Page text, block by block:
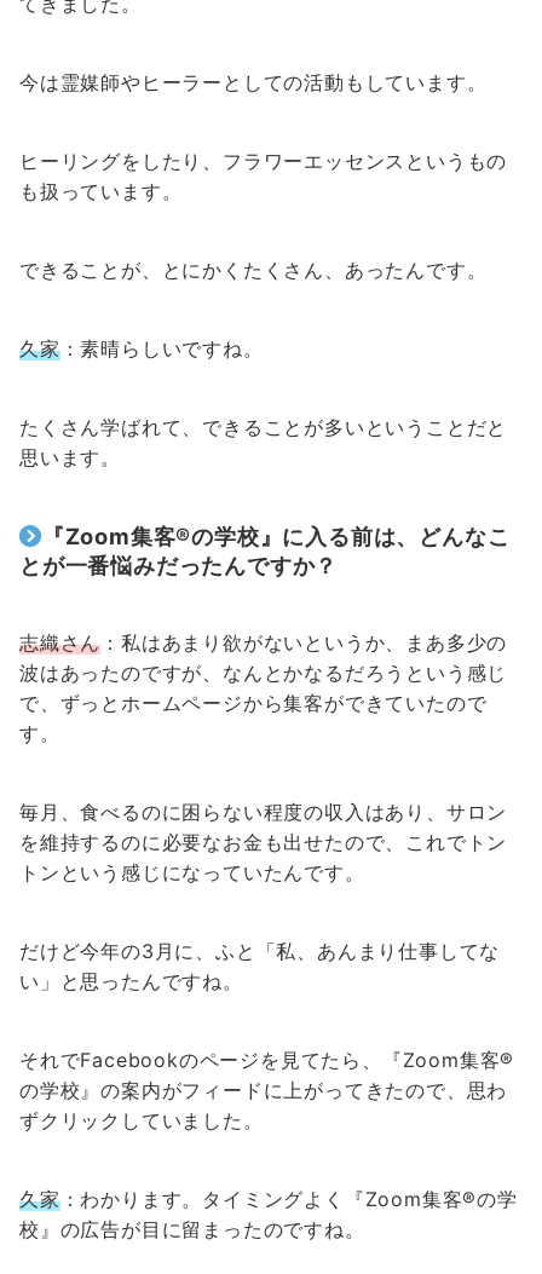
今は霊媒師やヒーラーとしての活動もしています。
ヒーリングをしたり、フラワーエッセンスというもの
も扱っています。
できることが、とにかくたくさん、あったんです。
久家：素晴らしいですね。
たくさん学ばれて、できることが多いということだと
思います。
『Zoom集客®の学校』に入る前は、どんなこ
とが一番悩みだったんですか？
志織さん ：私はあまり欲がないというか、まあ多少の
波はあったのですが、なんとかなるだろうという感じ
で、ずっとホームページから集客ができていたので
す。
毎月、食べるのに困らない程度の収入はあり、サロン
を維持するのに必要なお金も出せたので、これでトン
トンという感じになっていたんです。
だけど今年の3月に、ふと「私、あんまり仕事してな
い」と思ったんですね。
それでFacebookのページを見てたら、『Zoom集客®
の学校』の案内がフィードに上がってきたので、思わ
ずクリックしていました。
久家：わかります。タイミングよく『Zoom集客®の学
校』の広告が目に留まったのですね。